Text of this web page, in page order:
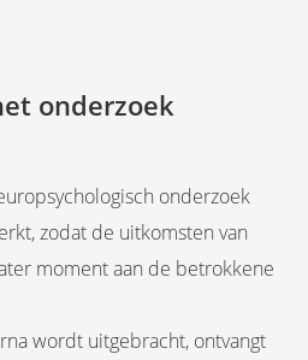
onderzoek
onderzoek
zodat de uitkomsten van
moment aan de betrokkene
wordt uitgebracht, ontvangt